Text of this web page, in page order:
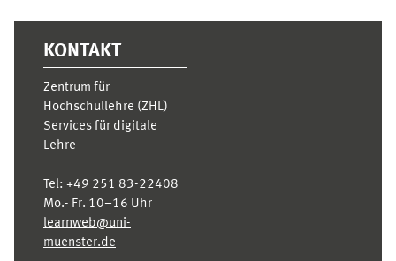
KONTAKT
Zentrum für
Hochschullehre (ZHL)
Services für digitale
Lehre
Tel: +49 251 83-22408
Mo.- Fr. 10–16 Uhr
learnweb@uni-
muenster.de